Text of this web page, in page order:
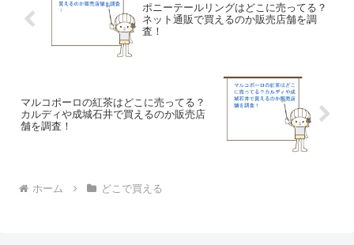
ポニーテールリングはどこに売ってる？
ネット通販で買えるのか販売店舗を調
査！
マルコポーロの紅茶はどこに売ってる？
カルディや成城石井で買えるのか販売店
舗を調査！
ホーム どこで買える